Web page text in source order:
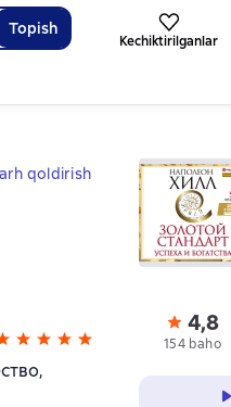
Topish
Kechiktirilganlar
qoldirish
4,8
154 baho